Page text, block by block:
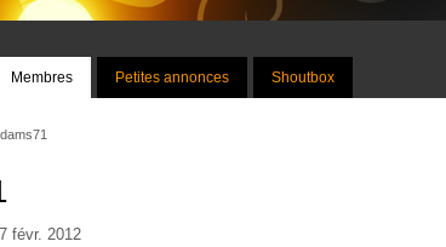
Membres Petites annonces Shoutbox
févr. 2012